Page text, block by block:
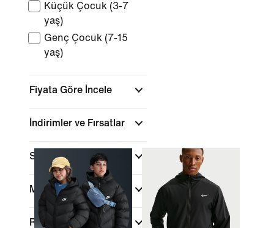
Küçük Çocuk (3-7
yaş)
Genç Çocuk (7-15
yaş)
Fiyata Göre İncele
İndirimler ve Fırsatlar
Spor
Marka
Renk